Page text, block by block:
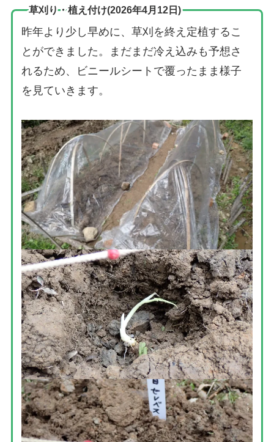
草刈り・植え付け(2026年4月12日)
昨年より少し早めに、草刈を終え定植するこ
とができました。まだまだ冷え込みも予想さ
れるため、ビニールシートで覆ったまま様子
を見ていきます。